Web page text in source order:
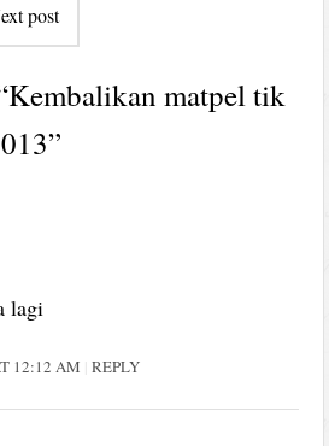
post
Kembalikan matpel tik
”
lagi
12:12 AM REPLY